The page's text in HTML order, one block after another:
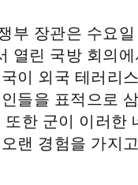
부 장관은 수요
열린 국방 회의
이 외국 테러리
들을 표적으로
또한 군이 이러한
랜 경험을 가지